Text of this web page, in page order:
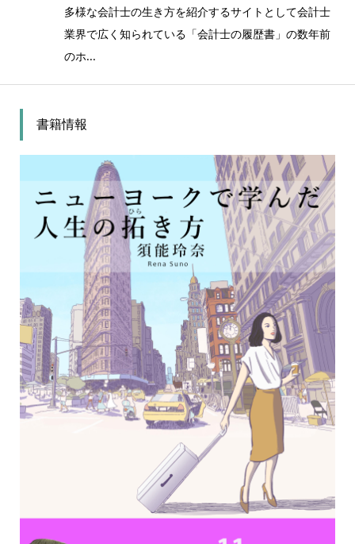
多様な会計士の生き方を紹介するサイトとして会計士
業界で広く知られている「会計士の履歴書」の数年前
のホ...
書籍情報